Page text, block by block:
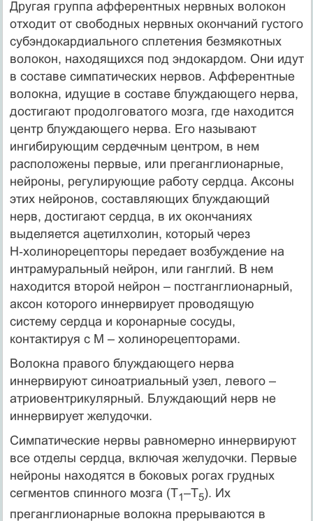
Другая группа афферентных нервных волокон
отходит от свободных нервных окончаний густого
субэндокардиального сплетения безмякотных
волокон, находящихся под эндокардом. Они идут
в составе симпатических нервов. Афферентные
волокна, идущие в составе блуждающего нерва,
достигают продолговатого мозга, где находится
центр блуждающего нерва. Его называют
ингибирующим сердечным центром, в нем
расположены первые, или преганглионарные,
нейроны, регулирующие работу сердца. Аксоны
этих нейронов, составляющих блуждающий
нерв, достигают сердца, в их окончаниях
выделяется ацетилхолин, который через
Н‑холинорецепторы передает возбуждение на
интрамуральный нейрон, или ганглий. В нем
находится второй нейрон – постганглионарный,
аксон которого иннервирует проводящую
систему сердца и коронарные сосуды,
контактируя с М – холинорецепторами.
Волокна правого блуждающего нерва
иннервируют синоатриальный узел, левого –
атриовентрикулярный. Блуждающий нерв не
иннервирует желудочки.
Симпатические нервы равномерно иннервируют
все отделы сердца, включая желудочки. Первые
нейроны находятся в боковых рогах грудных
сегментов спинного мозга (Т1–Т5). Их
преганглионарные волокна прерываются в